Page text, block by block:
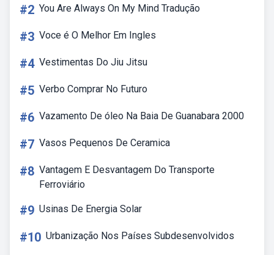
#2 You Are Always On My Mind Tradução
#3 Voce é O Melhor Em Ingles
#4 Vestimentas Do Jiu Jitsu
#5 Verbo Comprar No Futuro
#6 Vazamento De óleo Na Baia De Guanabara 2000
#7 Vasos Pequenos De Ceramica
#8 Vantagem E Desvantagem Do Transporte
Ferroviário
#9 Usinas De Energia Solar
#10 Urbanização Nos Países Subdesenvolvidos